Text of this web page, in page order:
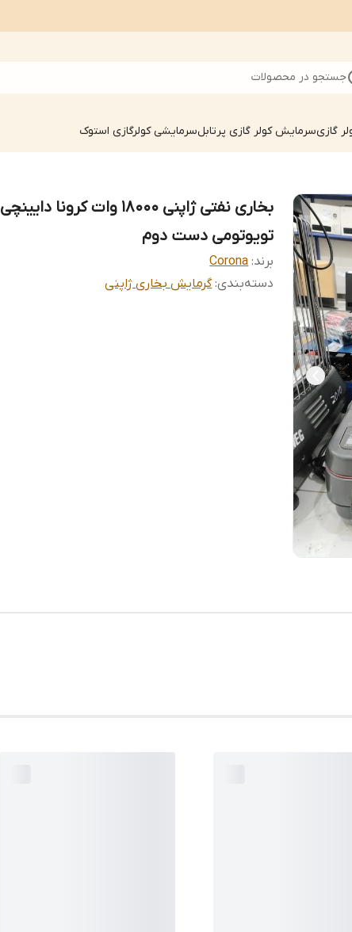
جستجو در محصولات
گازیسرمایش کولر گازی پرتابلسرمایشی کولرگازی استوک
بخاری نفتی ژاپنی 18000 وات کرونا دایینچی
تویوتومی دست دوم
برند: Corona
دسته‌بندی:گرمایش بخاری ژاپنی